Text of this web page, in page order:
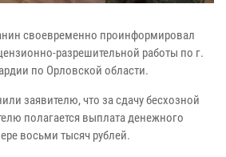
своевременно проинформировал
разрешительной работы по г.
по Орловской области.
заявителю, что за сдачу бесхозной
полагается выплата денежного
восьми тысяч рублей.